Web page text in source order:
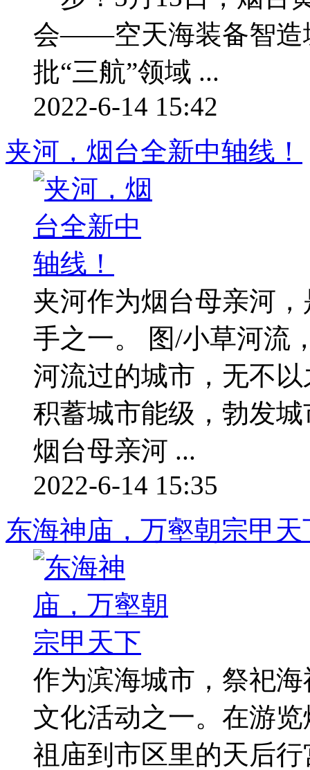
会——空天海装备智造
批“三航”领域 ...
2022-6-14 15:42
夹河，烟台全新中轴线！
夹河作为烟台母亲河
手之一。 图/小草河流
河流过的城市，无不
积蓄城市能级，勃发
烟台母亲河 ...
2022-6-14 15:35
东海神庙，万壑朝宗甲天
作为滨海城市，祭祀
文化活动之一。在游
祖庙到市区里的天后